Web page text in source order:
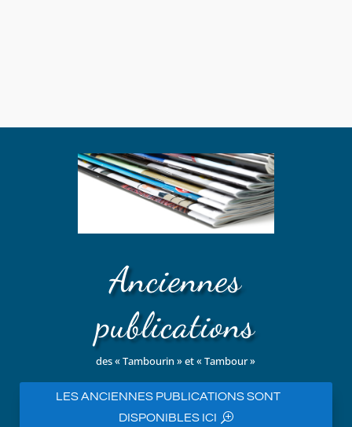
Anciennes
publications
des « Tambourin » et « Tambour »
LES ANCIENNES PUBLICATIONS SONT
DISPONIBLES ICI